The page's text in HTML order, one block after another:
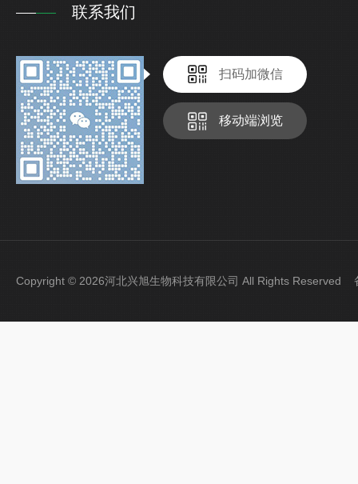
联系我们
扫码加微信
移动端浏览
Copyright © 2026河北兴旭生物科技有限公司 All Rights Reserved